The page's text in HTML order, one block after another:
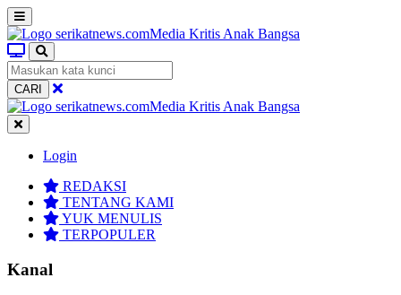
CARI
Login
REDAKSI
TENTANG KAMI
YUK MENULIS
TERPOPULER
Kanal